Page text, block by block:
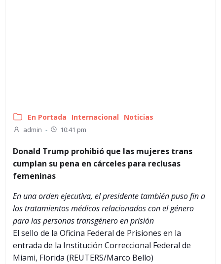
En Portada Internacional Noticias
admin - 10:41 pm
Donald Trump prohibió que las mujeres trans
cumplan su pena en cárceles para reclusas
femeninas
En una orden ejecutiva, el presidente también puso fin a
los tratamientos médicos relacionados con el género
para las personas transgénero en prisión
El sello de la Oficina Federal de Prisiones en la
entrada de la Institución Correccional Federal de
Miami, Florida (REUTERS/Marco Bello)